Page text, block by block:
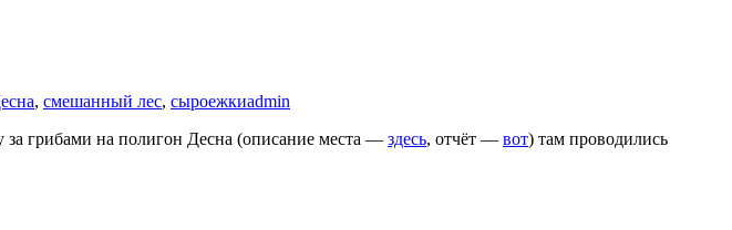
, смешанный лес, сыроежкиadmin
за грибами на полигон Десна (описание места — здесь, отчёт — вот) там проводились